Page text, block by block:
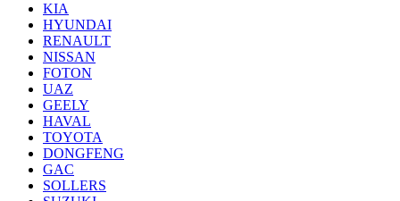
KIA
HYUNDAI
RENAULT
NISSAN
FOTON
UAZ
GEELY
HAVAL
TOYOTA
DONGFENG
GAC
SOLLERS